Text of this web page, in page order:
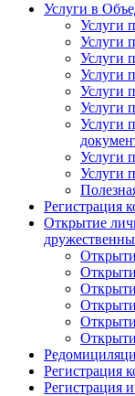
Услуги в
Услуги
Услуги
Услуги
Услуги
Услуги
Услуги
Услуги
Услуги
Услуги
Регистрация
Открытие
Регистрация
Регистрация